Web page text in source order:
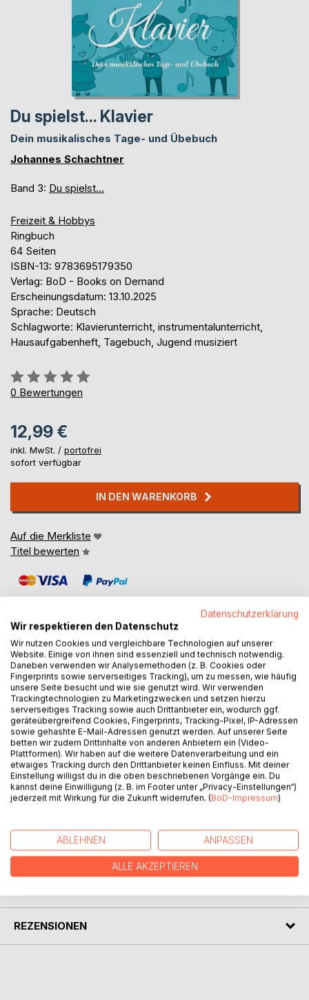
Du spielst... Klavier
Dein musikalisches Tage- und Übebuch
Johannes Schachtner
Band 3: Du spielst...
Freizeit & Hobbys
Ringbuch
64 Seiten
ISBN-13: 9783695179350
Verlag: BoD - Books on Demand
Erscheinungsdatum: 13.10.2025
Sprache: Deutsch
Schlagworte: Klavierunterricht, instrumentalunterricht,
Hausaufgabenheft, Tagebuch, Jugend musiziert
Bewertung::
0%
0 Bewertungen
12,99 €
inkl. MwSt. / portofrei
sofort verfügbar
IN DEN WARENKORB
Auf die Merkliste
Titel bewerten
BESCHREIBUNG
"Du spielst... Klavier" ist das praktische und sympathische
Hausaufgabenheft für junge Trompeterinnen und
Trompeter. Neben einem Plan für jede Woche eines
Schuljahres sind auch genug leere Notensaiten für
musikalische Notizen dabei. Schautafeln zu den
wichtigsten Grundlagen wie Notennamen, Rhythmen und
Quintenzirkel ergänzen das Heft. Außerdem gibt es die
Möglichkeit, als Art musikalisches Tagebuch Auftritte und
AUTOR/IN
REZENSIONEN
Datenschutzerklärung
Wir respektieren den Datenschutz
Wir nutzen Cookies und vergleichbare Technologien auf unserer
Website. Einige von ihnen sind essenziell und technisch notwendig.
Daneben verwenden wir Analysemethoden (z. B. Cookies oder
Fingerprints sowie serverseitiges Tracking), um zu messen, wie häufig
unsere Seite besucht und wie sie genutzt wird. Wir verwenden
Trackingtechnologien zu Marketingzwecken und setzen hierzu
serverseitiges Tracking sowie auch Drittanbieter ein, wodurch ggf.
geräteübergreifend Cookies, Fingerprints, Tracking-Pixel, IP-Adressen
sowie gehashte E-Mail-Adressen genutzt werden. Auf unserer Seite
betten wir zudem Drittinhalte von anderen Anbietern ein (Video-
Plattformen). Wir haben auf die weitere Datenverarbeitung und ein
etwaiges Tracking durch den Drittanbieter keinen Einfluss. Mit deiner
Einstellung willigst du in die oben beschriebenen Vorgänge ein. Du
kannst deine Einwilligung (z. B. im Footer unter „Privacy-Einstellungen“)
jederzeit mit Wirkung für die Zukunft widerrufen. (BoD-Impressum)
ABLEHNEN ANPASSEN
ALLE AKZEPTIEREN